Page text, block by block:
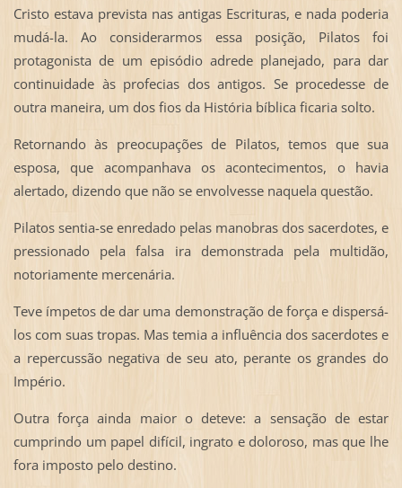
Cristo estava prevista nas antigas Escrituras, e nada poderia
mudá-la. Ao considerarmos essa posição, Pilatos foi
protagonista de um episódio adrede planejado, para dar
continuidade às profecias dos antigos. Se procedesse de
outra maneira, um dos fios da História bíblica ficaria solto.
Retornando às preocupações de Pilatos, temos que sua
esposa, que acompanhava os acontecimentos, o havia
alertado, dizendo que não se envolvesse naquela questão.
Pilatos sentia-se enredado pelas manobras dos sacerdotes, e
pressionado pela falsa ira demonstrada pela multidão,
notoriamente mercenária.
Teve ímpetos de dar uma demonstração de força e dispersá-
los com suas tropas. Mas temia a influência dos sacerdotes e
a repercussão negativa de seu ato, perante os grandes do
Império.
Outra força ainda maior o deteve: a sensação de estar
cumprindo um papel difícil, ingrato e doloroso, mas que lhe
fora imposto pelo destino.